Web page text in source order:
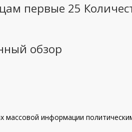
первые 25
обзор
массовой информации